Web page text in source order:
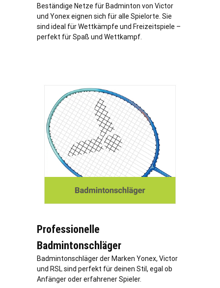
Beständige Netze für Badminton von Victor
und Yonex eignen sich für alle Spielorte. Sie
sind ideal für Wettkämpfe und Freizeitspiele –
perfekt für Spaß und Wettkampf.
Professionelle
Badmintonschläger
Badmintonschläger der Marken Yonex, Victor
und RSL sind perfekt für deinen Stil, egal ob
Anfänger oder erfahrener Spieler.